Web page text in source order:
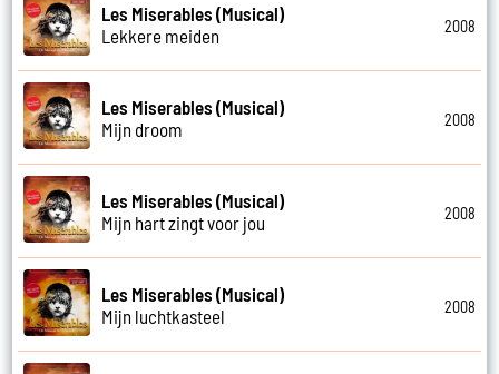
Les Miserables (Musical)
Lekkere meiden
2008
Les Miserables (Musical)
Mijn droom
2008
Les Miserables (Musical)
Mijn hart zingt voor jou
2008
Les Miserables (Musical)
Mijn luchtkasteel
2008